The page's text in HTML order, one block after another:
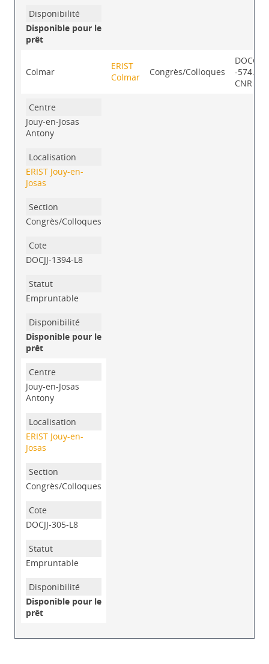
Disponible pour le
prêt
Colmar
ERIST
Colmar
Congrès/Colloques
DOCCL
-574.87-
CNR
Jouy-en-Josas
Antony
ERIST Jouy-en-
Josas
Congrès/Colloques
DOCJJ-1394-L8
Empruntable
Disponible pour le
prêt
Jouy-en-Josas
Antony
ERIST Jouy-en-
Josas
Congrès/Colloques
DOCJJ-305-L8
Empruntable
Disponible pour le
prêt